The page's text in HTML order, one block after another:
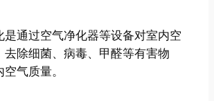
是通过空气净化器等设备对室内空
去除细菌、病毒、甲醛等有害物
气质量。